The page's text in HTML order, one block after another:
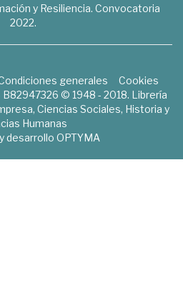
y Resiliencia. Convocatoria
2022.
generales
Cookies
B82947326 © 1948 - 2018. Librería
Ciencias Sociales, Historia y
Humanas
desarrollo OPTYMA